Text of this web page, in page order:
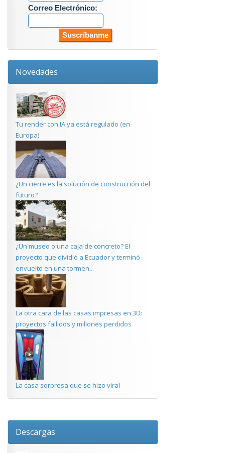
Correo Electrónico:
Novedades
Tu render con IA ya está regulado (en
Europa)
¿Un cierre es la solución de construcción del
futuro?
¿Un museo o una caja de concreto? El
proyecto que dividió a Ecuador y terminó
envuelto en una tormen...
La otra cara de las casas impresas en 3D:
proyectos fallidos y millones perdidos
La casa sorpresa que se hizo viral
Descargas